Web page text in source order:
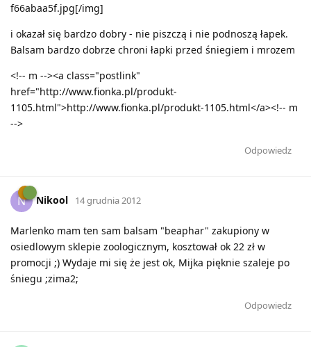
f66abaa5f.jpg[/img]
i okazał się bardzo dobry - nie piszczą i nie podnoszą łapek.
Balsam bardzo dobrze chroni łapki przed śniegiem i mrozem
<!-- m --><a class="postlink"
href="http://www.fionka.pl/produkt-
1105.html">http://www.fionka.pl/produkt-1105.html</a><!-- m
-->
Odpowiedz
N Nikool 14 grudnia 2012
Marlenko mam ten sam balsam "beaphar" zakupiony w
osiedlowym sklepie zoologicznym, kosztował ok 22 zł w
promocji ;) Wydaje mi się że jest ok, Mijka pięknie szaleje po
śniegu ;zima2;
Odpowiedz